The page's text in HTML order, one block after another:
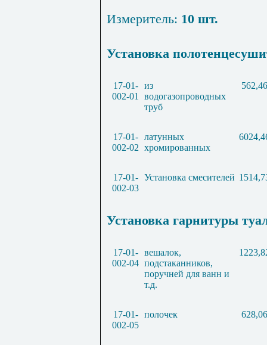
Измеритель: 10 шт.
Установка
17-01-
002-01
из
водогазопроводных
труб
562,46
17-01-
002-02
латунных
хромированных
17-01-
002-03
Установка смесителей
Установка гарнитуры
17-01-
002-04
вешалок,
подстаканников,
поручней для ванн и
т.д.
17-01-
002-05
полочек 628,06